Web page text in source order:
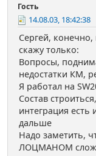
Гость
14.08.03, 18:42:38
Сергей, конечно,
скажу только:
Вопросы,
недостатки КМ,
Я работал на
Состав
интеграция есть
дальше
Надо заметить,
ЛОЦМАНОМ